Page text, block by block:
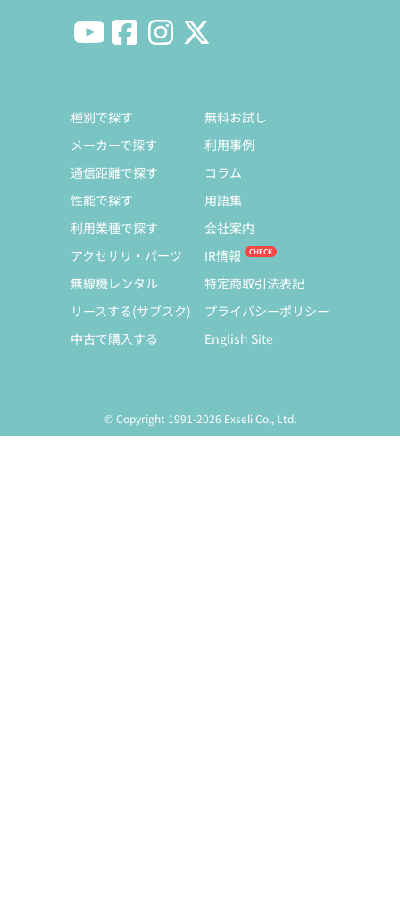
種別で探す
メーカーで探す
通信距離で探す
性能で探す
利用業種で探す
アクセサリ・パーツ
無線機レンタル
リースする(サブスク)
中古で購入する
無料お試し
利用事例
コラム
用語集
会社案内
IR情報
特定商取引法表記
プライバシーポリシー
English Site
© Copyright 1991-2026 Exseli Co., Ltd.